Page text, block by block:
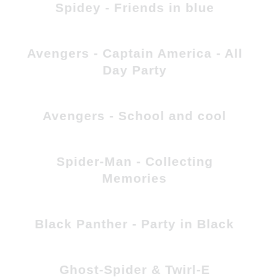
Spidey - Friends in blue
Avengers - Captain America - All
Day Party
Avengers - School and cool
Spider-Man - Collecting
Memories
Black Panther - Party in Black
Ghost-Spider & Twirl-E